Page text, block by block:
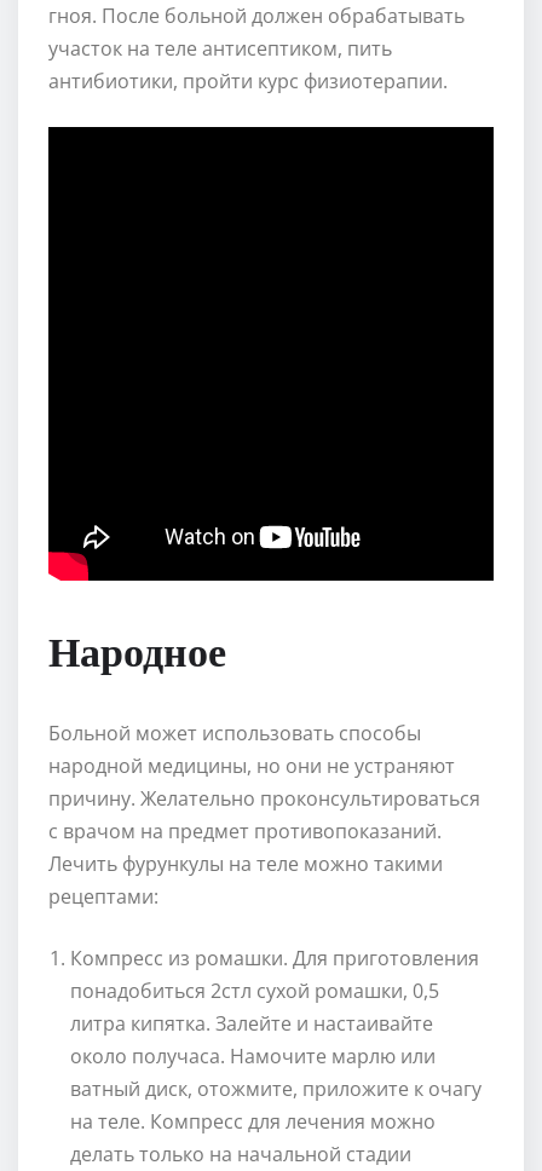
гноя. После больной должен обрабатывать
участок на теле антисептиком, пить
антибиотики, пройти курс физиотерапии.
Народное
Больной может использовать способы
народной медицины, но они не устраняют
причину. Желательно проконсультироваться
с врачом на предмет противопоказаний.
Лечить фурункулы на теле можно такими
рецептами:
Компресс из ромашки. Для приготовления
понадобиться 2стл сухой ромашки, 0,5
литра кипятка. Залейте и настаивайте
около получаса. Намочите марлю или
ватный диск, отожмите, приложите к очагу
на теле. Компресс для лечения можно
делать только на начальной стадии